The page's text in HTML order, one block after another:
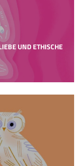
UND ETHISCHE